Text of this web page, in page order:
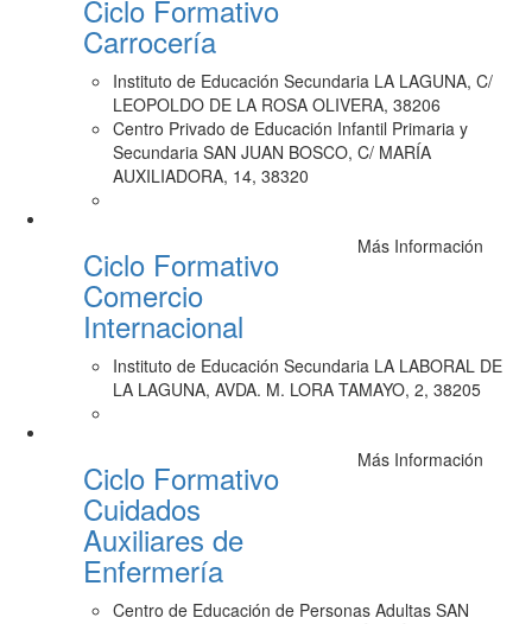
Ciclo Formativo
Carrocería
Instituto de Educación Secundaria LA LAGUNA, C/
LEOPOLDO DE LA ROSA OLIVERA, 38206
Centro Privado de Educación Infantil Primaria y
Secundaria SAN JUAN BOSCO, C/ MARÍA
AUXILIADORA, 14, 38320
Ciclo Formativo
Comercio
Internacional
Más Información
Instituto de Educación Secundaria LA LABORAL DE
LA LAGUNA, AVDA. M. LORA TAMAYO, 2, 38205
Ciclo Formativo
Cuidados
Auxiliares de
Enfermería
Más Información
Centro de Educación de Personas Adultas SAN